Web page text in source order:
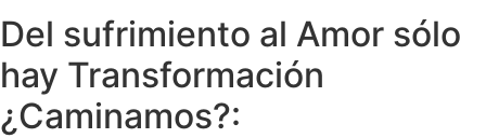
Del sufrimiento al Amor sólo
hay Transformación
¿Caminamos?: